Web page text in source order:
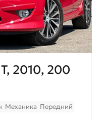
2010, 200
Механика Передний